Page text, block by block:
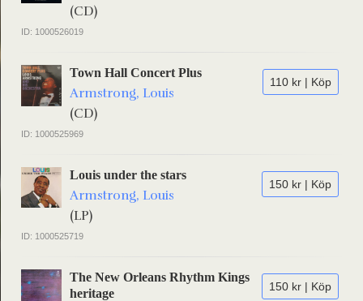
(CD)
ID: 1000526019
110 kr | Köp
Town Hall Concert Plus
Armstrong, Louis
(CD)
ID: 1000525969
150 kr | Köp
Louis under the stars
Armstrong, Louis
(LP)
ID: 1000525719
150 kr | Köp
The New Orleans Rhythm Kings
heritage